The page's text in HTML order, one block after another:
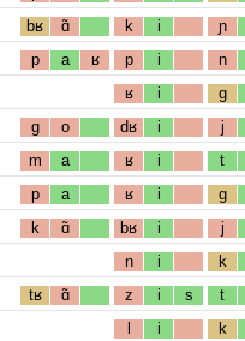
bʁ ɑ̃ k i ɲ
p a ʁ p i n
ʁ i g
g o dʁ i j
m a ʁ i t
p a ʁ i g
k ɑ̃ bʁ i j
n i k
tʁ ɑ̃ z i s t
l i k